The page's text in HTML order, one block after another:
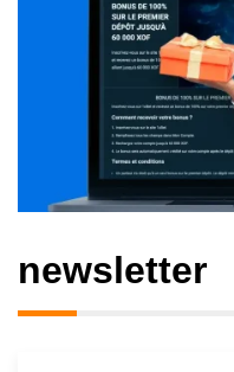
newsletter